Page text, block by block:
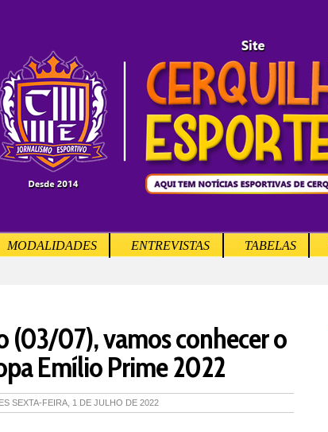
MODALIDADES ENTREVISTAS TABELAS
(03/07), vamos conhecer o
Emílio Prime 2022
SEXTA-FEIRA, 1 DE JULHO DE 2022